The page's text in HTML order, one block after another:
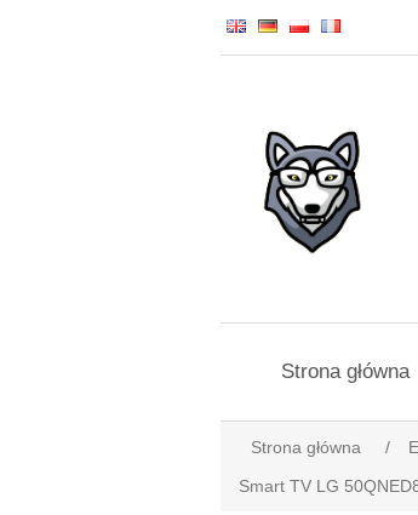
Strona główna
Strona główna /
Smart TV LG